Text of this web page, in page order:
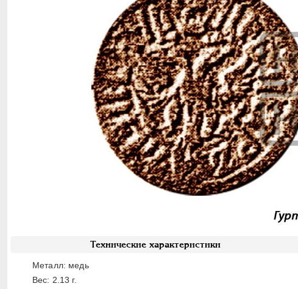
Технические характеристики
Металл: медь
Вес: 2.13 г.